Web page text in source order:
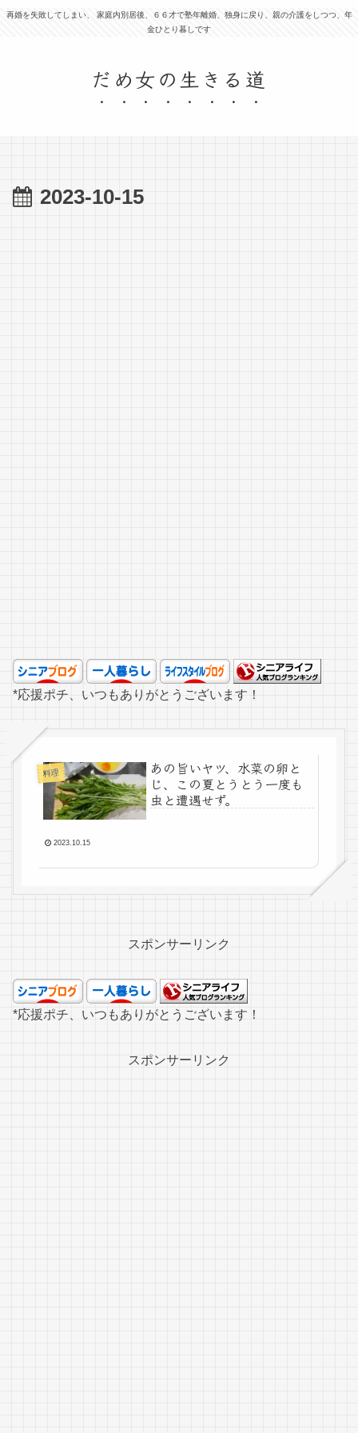
再婚を失敗してしまい、 家庭内別居後、６６才で塾年離婚、独身に戻り、親の介護をしつつ、年
金ひとり暮しです
だめ女の生きる道
2023-10-15
*応援ポチ、いつもありがとうございます！
料理
あの旨いヤツ、水菜の卵と
じ、この夏とうとう一度も
虫と遭遇せず。
2023.10.15
スポンサーリンク
*応援ポチ、いつもありがとうございます！
スポンサーリンク